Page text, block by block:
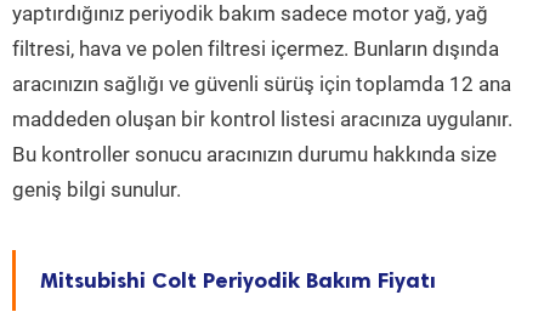
yaptırdığınız periyodik bakım sadece motor yağ, yağ
filtresi, hava ve polen filtresi içermez. Bunların dışında
aracınızın sağlığı ve güvenli sürüş için toplamda 12 ana
maddeden oluşan bir kontrol listesi aracınıza uygulanır.
Bu kontroller sonucu aracınızın durumu hakkında size
geniş bilgi sunulur.
Mitsubishi Colt Periyodik Bakım Fiyatı